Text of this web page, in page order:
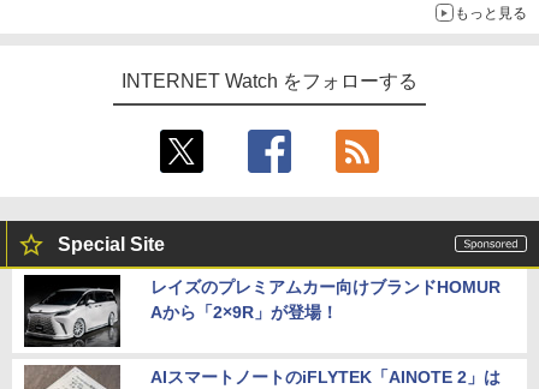
もっと見る
INTERNET Watch をフォローする
Special Site
レイズのプレミアムカー向けブランドHOMUR
Aから「2×9R」が登場！
AIスマートノートのiFLYTEK「AINOTE 2」は